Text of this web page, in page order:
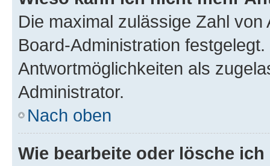
Die maximal zulässige Zahl
Board-Administration
Antwortmöglichkeiten als
Administrator.
Nach oben
Wie bearbeite oder lösche